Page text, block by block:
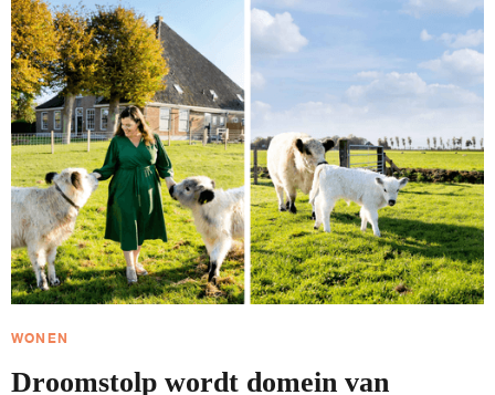
WONEN
Droomstolp wordt domein van